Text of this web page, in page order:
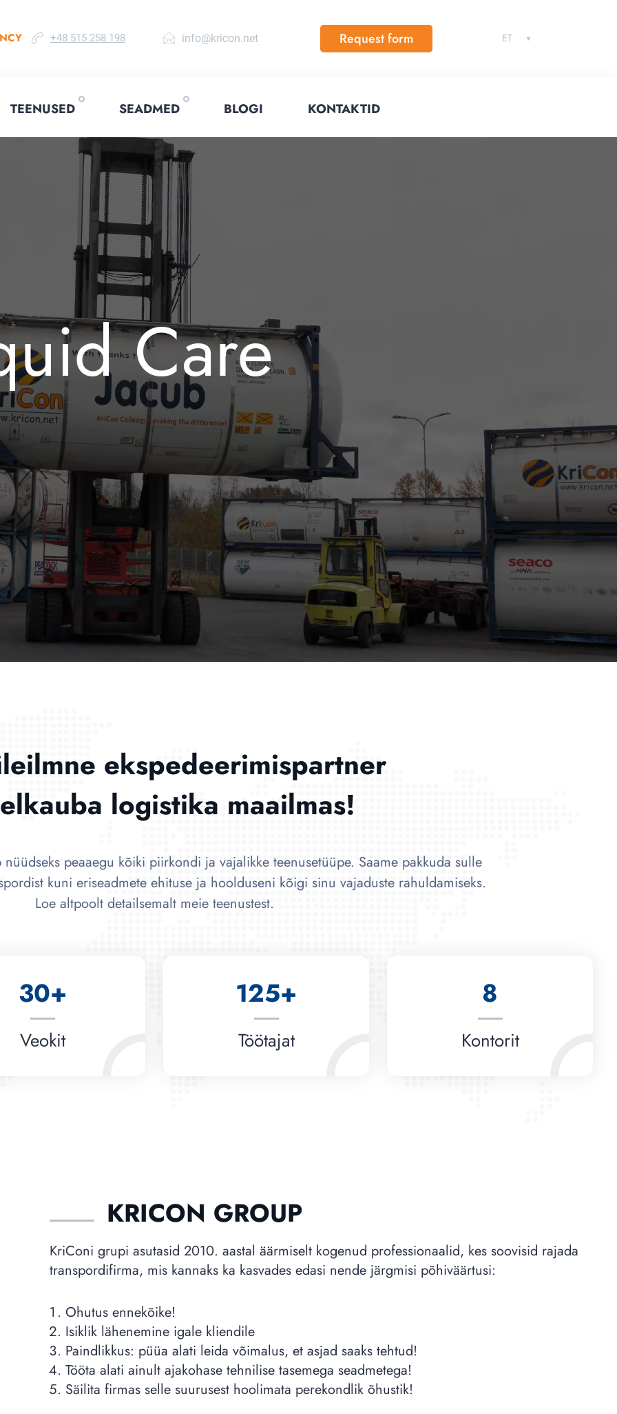
+48 515 258 198 info@kricon.net Request form ET
TEENUSED SEADMED BLOGI KONTAKTID
Care
ekspedeerimispartner
logistika maailmas!
peaaegu kõiki piirkondi ja vajalikke teenusetüüpe. Saame pakkuda sulle
kuni eriseadmete ehituse ja hoolduseni kõigi sinu vajaduste rahuldamiseks.
Loe altpoolt detailsemalt meie teenustest.
30+
Veokit
125+
Töötajat
8
Kontorit
KRICON GROUP
KriConi grupi asutasid 2010. aastal äärmiselt kogenud professionaalid, kes soovisid rajada
transpordifirma, mis kannaks ka kasvades edasi nende järgmisi põhiväärtusi:
Ohutus ennekõike!
Isiklik lähenemine igale kliendile
Paindlikkus: püüa alati leida võimalus, et asjad saaks tehtud!
Tööta alati ainult ajakohase tehnilise tasemega seadmetega!
Säilita firmas selle suurusest hoolimata perekondlik õhustik!